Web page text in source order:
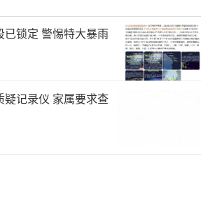
持主动进攻的严打高压态势，
、加强政权建设和政法队伍建
力插手、渗透、把持基层政
厅刑侦总队总队长傅义表示，
保护伞，严防黑恶势力插手两
止其进入政权组织，包括谋取
委员等职务，防止黑恶势力在
已锁定 警惕特大暴雨
记录仪 家属要求查